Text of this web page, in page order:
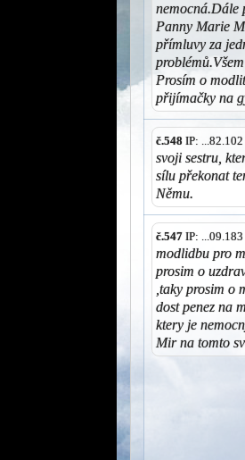
nemocná.Dále
Panny Marie
přímluvy za
Prosím o
přijímačky na
č.548 IP:
svoji sestru,
sílu překonat
Němu.
č.547 IP:
modlidbu pro
prosim o
,taky prosim o
dost penez na
ktery je
Mir na tomto